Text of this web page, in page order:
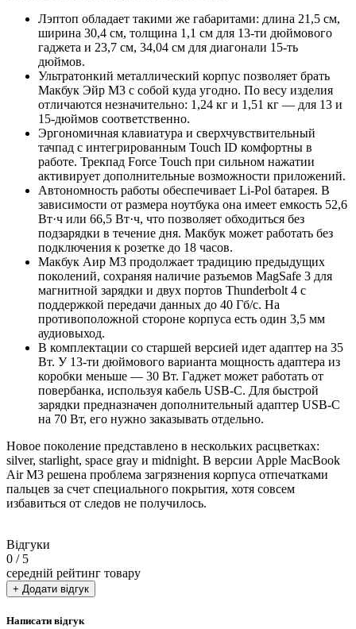
Лэптоп обладает такими же габаритами: длина 21,5 см,
ширина 30,4 см, толщина 1,1 см для 13-ти дюймового
гаджета и 23,7 см, 34,04 см для диагонали 15-ть
дюймов.
Ультратонкий металлический корпус позволяет брать
Макбук Эйр М3 с собой куда угодно. По весу изделия
отличаются незначительно: 1,24 кг и 1,51 кг — для 13 и
15-дюймов соответственно.
Эргономичная клавиатура и сверхчувствительный
тачпад с интегрированным Touch ID комфортны в
работе. Трекпад Force Touch при сильном нажатии
активирует дополнительные возможности приложений.
Автономность работы обеспечивает Li-Pol батарея. В
зависимости от размера ноутбука она имеет емкость 52,6
Вт·ч или 66,5 Вт·ч, что позволяет обходиться без
подзарядки в течение дня. Макбук может работать без
подключения к розетке до 18 часов.
Макбук Аир М3 продолжает традицию предыдущих
поколений, сохраняя наличие разъемов MagSafe 3 для
магнитной зарядки и двух портов Thunderbolt 4 с
поддержкой передачи данных до 40 Гб/с. На
противоположной стороне корпуса есть один 3,5 мм
аудиовыход.
В комплектации со старшей версией идет адаптер на 35
Вт. У 13-ти дюймового варианта мощность адаптера из
коробки меньше — 30 Вт. Гаджет может работать от
повербанка, используя кабель USB-C. Для быстрой
зарядки предназначен дополнительный адаптер USB-C
на 70 Вт, его нужно заказывать отдельно.
Новое поколение представлено в нескольких расцветках:
silver, starlight, space gray и midnight. В версии Apple MacBook
Air M3 решена проблема загрязнения корпуса отпечатками
пальцев за счет специального покрытия, хотя совсем
избавиться от следов не получилось.
Відгуки
0 / 5
середній рейтинг товару
+ Додати відгук
Написати відгук